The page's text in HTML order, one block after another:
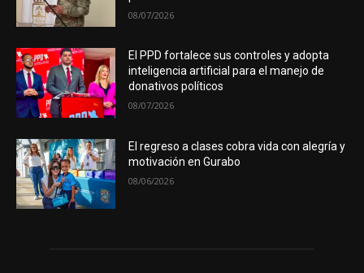
08/07/2026
El PPD fortalece sus controles y adopta
inteligencia artificial para el manejo de
donativos políticos
08/07/2026
El regreso a clases cobra vida con alegría y
motivación en Gurabo
08/06/2026